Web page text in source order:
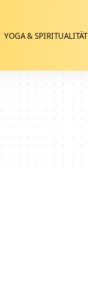
YOGA & SPIRITUALITÄT